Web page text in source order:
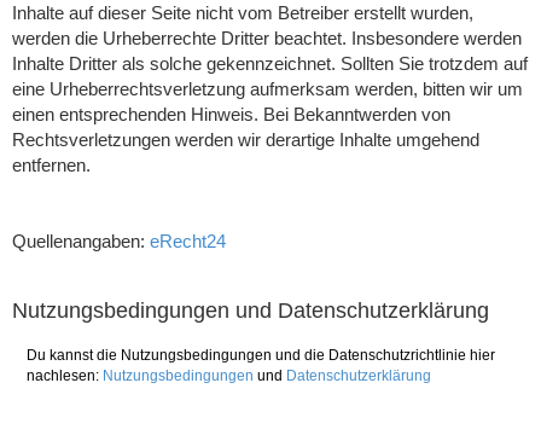
Inhalte auf dieser Seite nicht vom Betreiber erstellt wurden,
werden die Urheberrechte Dritter beachtet. Insbesondere werden
Inhalte Dritter als solche gekennzeichnet. Sollten Sie trotzdem auf
eine Urheberrechtsverletzung aufmerksam werden, bitten wir um
einen entsprechenden Hinweis. Bei Bekanntwerden von
Rechtsverletzungen werden wir derartige Inhalte umgehend
entfernen.
Quellenangaben: eRecht24
Nutzungsbedingungen und Datenschutzerklärung
Du kannst die Nutzungsbedingungen und die Datenschutzrichtlinie hier
nachlesen: Nutzungsbedingungen und Datenschutzerklärung